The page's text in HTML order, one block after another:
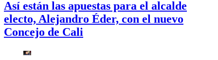
Así están las apuestas para el alcalde
electo, Alejandro Éder, con el nuevo
Concejo de Cali